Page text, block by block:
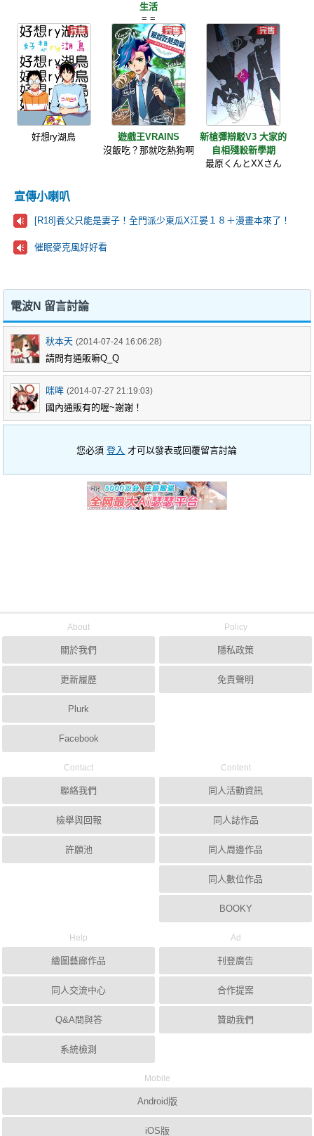
生活
= =
好想ry湖鳥
遊戲王VRAINS
沒飯吃？那就吃熱狗啊
新槍彈辯駁V3 大家的
自相殘殺新學期
最原くんとXXさん
宣傳小喇叭
[R18]養父只能是妻子！全門派少東瓜X江晏１８＋漫畫本來了！
催眠麥克風好好看
電波N 留言討論
秋本天 (2014-07-24 16:06:28)
請問有通販嘛Q_Q
咪哞 (2014-07-27 21:19:03)
國內通販有的喔~謝謝！
您必須登入 才可以發表或回覆留言討論
About
關於我們
更新履歷
Plurk
Facebook
Policy
隱私政策
免責聲明
Contact
聯絡我們
檢舉與回報
許願池
Content
同人活動資訊
同人誌作品
同人周邊作品
同人數位作品
BOOKY
Help
繪圖藝廊作品
同人交流中心
Q&A問與答
系統檢測
Ad
刊登廣告
合作提案
贊助我們
Mobile
Android版
iOS版